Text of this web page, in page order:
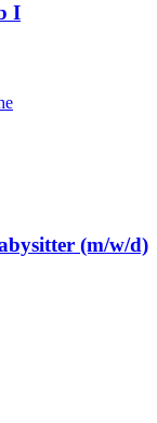
I
(m/w/d)